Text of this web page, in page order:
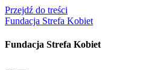
Przejdź do treści
Fundacja Strefa Kobiet
Fundacja Strefa Kobiet